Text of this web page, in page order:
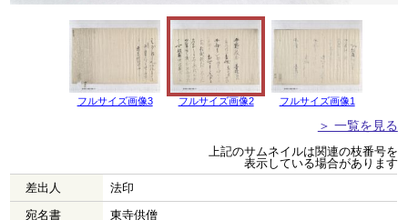
フルサイズ画像3 フルサイズ画像2 フルサイズ画像1
＞ 一覧を見る
上記のサムネイルは関連の枝番号を
表示している場合があります
差出人
法印
宛名書
東寺供僧